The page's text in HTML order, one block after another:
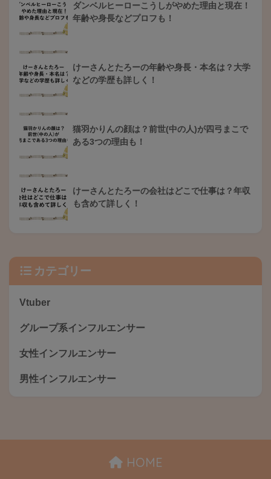
ダンベルヒーローこうしがやめた理由と現在！
年齢や身長などプロフも！
けーさんとたろーの年齢や身長・本名は？大学
などの学歴も詳しく！
猫羽かりんの顔は？前世(中の人)が四弓まこで
ある3つの理由も！
けーさんとたろーの会社はどこで仕事は？年収
も含めて詳しく！
カテゴリー
Vtuber
グループ系インフルエンサー
女性インフルエンサー
男性インフルエンサー
HOME